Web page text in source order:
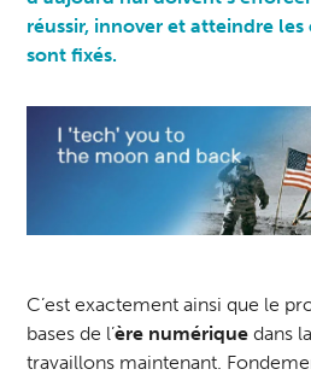
réussir, innover et atteindre les
sont fixés.
C’est exactement ainsi que le
bases de l’ère numérique dans
travaillons maintenant.